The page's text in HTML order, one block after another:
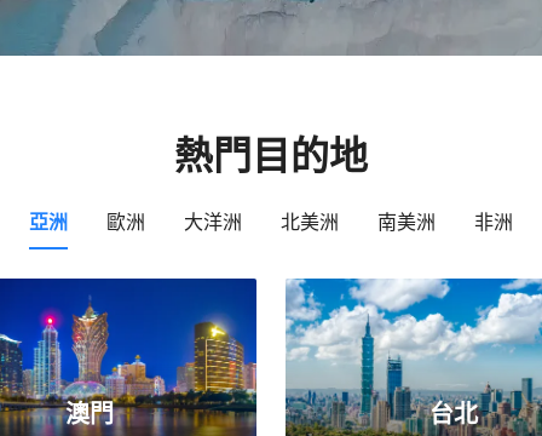
熱門目的地
亞洲 歐洲 大洋洲 北美洲 南美洲 非洲
澳門 台北